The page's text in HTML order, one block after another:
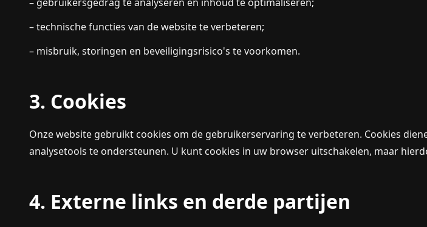
– technische functies van de website te verbeteren;
– misbruik, storingen en beveiligingsrisico's te voorkomen.
3. Cookies
Onze website gebruikt cookies om de gebruikerservaring te verbeteren. Cookies
analysetools te ondersteunen. U kunt cookies in uw browser uitschakelen, maar
4. Externe links en derde partijen